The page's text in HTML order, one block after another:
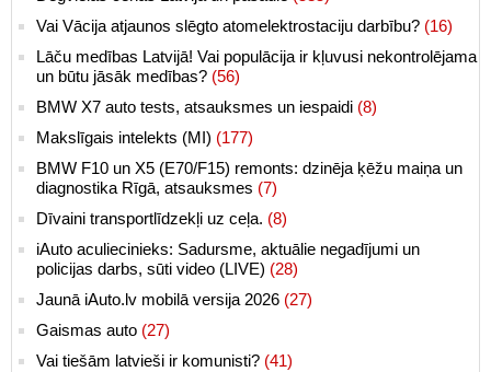
Vai Vācija atjaunos slēgto atomelektrostaciju darbību? (16)
Lāču medības Latvijā! Vai populācija ir kļuvusi nekontrolējama
un būtu jāsāk medības? (56)
BMW X7 auto tests, atsauksmes un iespaidi (8)
Makslīgais intelekts (MI) (177)
BMW F10 un X5 (E70/F15) remonts: dzinēja ķēžu maiņa un
diagnostika Rīgā, atsauksmes (7)
Dīvaini transportlīdzekļi uz ceļa. (8)
iAuto aculiecinieks: Sadursme, aktuālie negadījumi un
policijas darbs, sūti video (LIVE) (28)
Jaunā iAuto.lv mobilā versija 2026 (27)
Gaismas auto (27)
Vai tiešām latvieši ir komunisti? (41)